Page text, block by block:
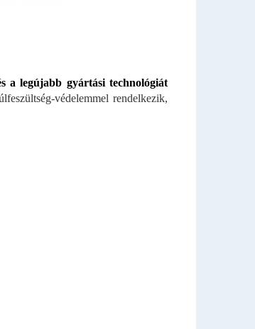
a legújabb gyártási technológiát
védelemmel rendelkezik,